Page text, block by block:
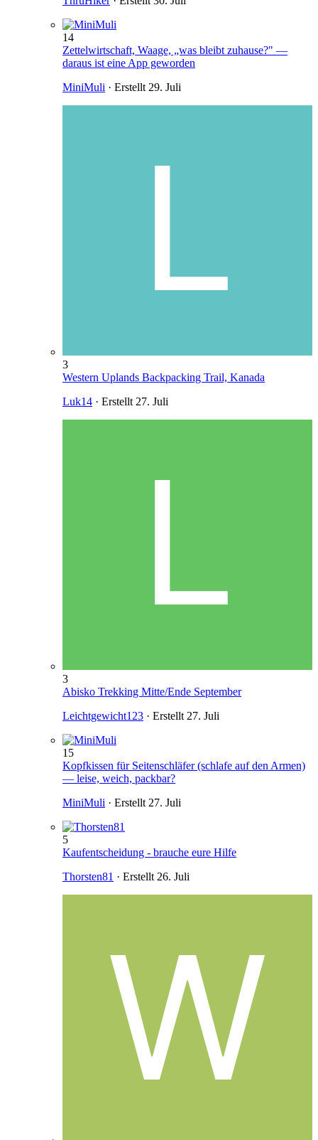
14
Zettelwirtschaft, Waage, „was bleibt zuhause?" —
daraus ist eine App geworden
MiniMuli · Erstellt 29. Juli
3
Western Uplands Backpacking Trail, Kanada
Luk14 · Erstellt 27. Juli
3
Abisko Trekking Mitte/Ende September
Leichtgewicht123 · Erstellt 27. Juli
15
Kopfkissen für Seitenschläfer (schlafe auf den Armen)
— leise, weich, packbar?
MiniMuli · Erstellt 27. Juli
5
Kaufentscheidung - brauche eure Hilfe
Thorsten81 · Erstellt 26. Juli